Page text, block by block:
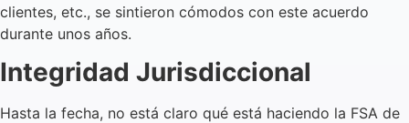
clientes, etc., se sintieron cómodos con este acuerdo
durante unos años.
Integridad Jurisdiccional
Hasta la fecha, no está claro qué está haciendo la FSA de